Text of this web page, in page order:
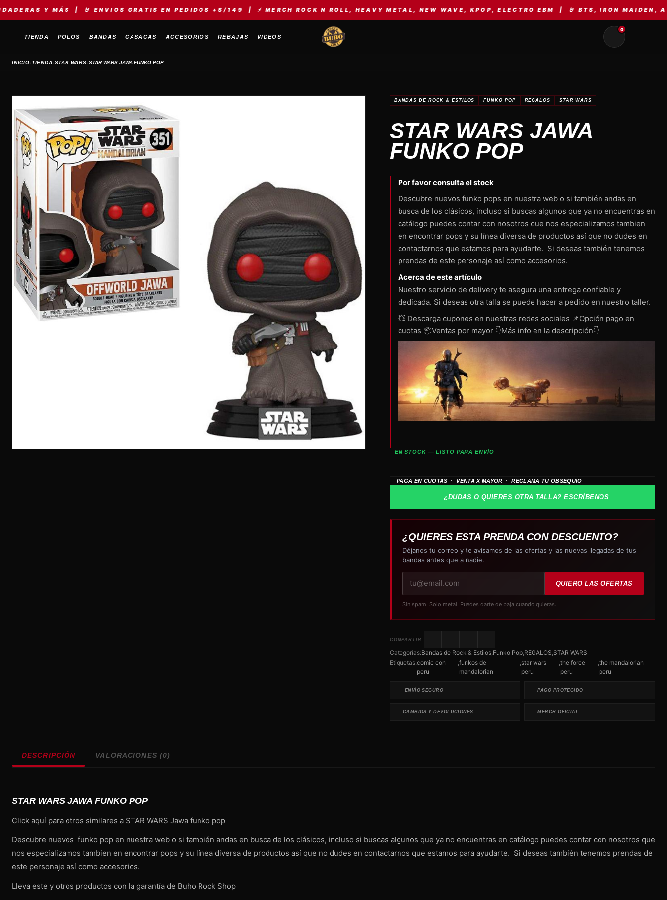
MÁS | 🤘 ENVIOS GRATIS EN PEDIDOS +S/149 | ⚡ MERCH ROCK N ROLL, HEAVY METAL, NEW WAVE, KPOP, ELECTRO EBM | 🤘 BTS, IRON MAIDEN, AC/DC,
TIENDA POLOS BANDAS CASACAS ACCESORIOS REBAJAS VIDEOS
0
INICIO›TIENDA›STAR WARS›STAR WARS JAWA FUNKO POP
BANDAS DE ROCK & ESTILOS FUNKO POP REGALOS STAR WARS
STAR WARS JAWA
FUNKO POP
Por favor consulta el stock
Descubre nuevos funko pops en nuestra web o si también andas en
busca de los clásicos, incluso si buscas algunos que ya no encuentras en
catálogo puedes contar con nosotros que nos especializamos tambien
en encontrar pops y su línea diversa de productos así que no dudes en
contactarnos que estamos para ayudarte. Si deseas también tenemos
prendas de este personaje así como accesorios.
Acerca de este artículo
Nuestro servicio de delivery te asegura una entrega confiable y
dedicada. Si deseas otra talla se puede hacer a pedido en nuestro taller.
💥 Descarga cupones en nuestras redes sociales 📌Opción pago en
cuotas 📦Ventas por mayor 👇Más info en la descripción👇
EN STOCK — LISTO PARA ENVÍO
PAGA EN CUOTAS · VENTA X MAYOR · RECLAMA TU OBSEQUIO
¿DUDAS O QUIERES OTRA TALLA? ESCRÍBENOS
¿QUIERES ESTA PRENDA CON DESCUENTO?
Déjanos tu correo y te avisamos de las ofertas y las nuevas llegadas de tus
bandas antes que a nadie.
correo
electrónico
QUIERO LAS OFERTAS
Sin spam. Solo metal. Puedes darte de baja cuando quieras.
COMPARTIR:
Categorías:Bandas de Rock & Estilos,Funko Pop,REGALOS,STAR WARS
Etiquetas:comic con
peru
,funkos de
mandalorian
,star wars
peru
,the force
peru
,the mandalorian
peru
ENVÍO SEGURO PAGO PROTEGIDO
CAMBIOS Y DEVOLUCIONES MERCH OFICIAL
DESCRIPCIÓN VALORACIONES (0)
STAR WARS JAWA FUNKO POP
Click aquí para otros similares a STAR WARS Jawa funko pop
Descubre nuevos funko pop en nuestra web o si también andas en busca de los clásicos, incluso si buscas algunos que ya no encuentras en catálogo puedes contar con nosotros que
nos especializamos tambien en encontrar pops y su línea diversa de productos así que no dudes en contactarnos que estamos para ayudarte. Si deseas también tenemos prendas de
este personaje así como accesorios.
Lleva este y otros productos con la garantía de Buho Rock Shop